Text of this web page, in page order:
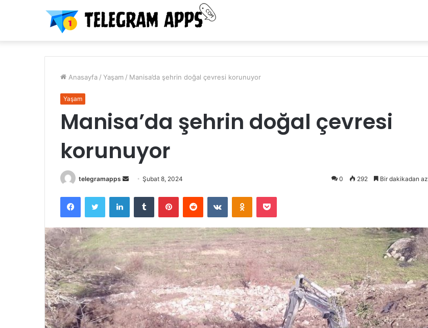
Anasayfa / Yaşam / Manisa’da şehrin doğal çevresi korunuyor
Yaşam
Manisa’da şehrin doğal çevresi
korunuyor
telegramapps
Bir
posta
göndermek
Şubat 8, 2024 0 292 Bir dakikadan az
FacebookTwitter LinkedInTumblr PinterestReddit VKontakteOdnoklassniki
Pocket